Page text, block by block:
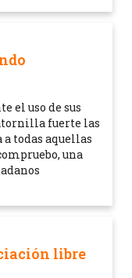
el uso de sus
fuerte las
todas aquellas
una
libre